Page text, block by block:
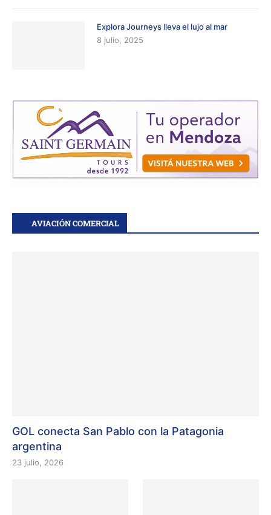
Explora Journeys lleva el lujo al mar
8 julio, 2025
AVIACIÓN COMERCIAL
GOL conecta San Pablo con la Patagonia
argentina
23 julio, 2026